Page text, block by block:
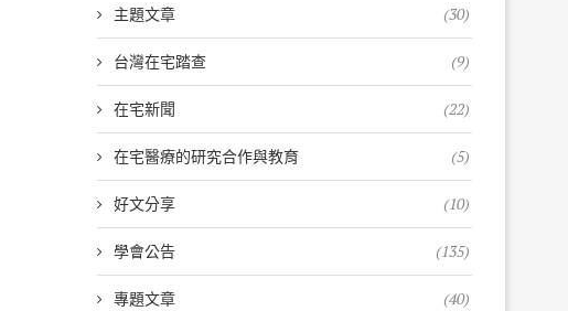
主題文章 (30)
台灣在宅踏查 (9)
在宅新聞 (22)
在宅醫療的研究合作與教育 (5)
好文分享 (10)
學會公告 (135)
專題文章 (40)